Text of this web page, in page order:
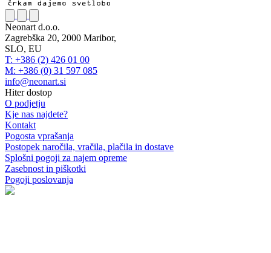
Neonart d.o.o.
Zagrebška 20, 2000 Maribor,
SLO, EU
T: +386 (2) 426 01 00
M: +386 (0) 31 597 085
info@neonart.si
Hiter dostop
O podjetju
Kje nas najdete?
Kontakt
Pogosta vprašanja
Postopek naročila, vračila, plačila in dostave
Splošni pogoji za najem opreme
Zasebnost in piškotki
Pogoji poslovanja